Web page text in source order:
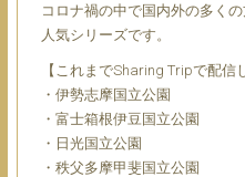
コロナ禍の中で国内外の多く
⼈気シリーズです。
【これまでSharing Tripで配信
・伊勢志摩国⽴公園
・富⼠箱根伊⾖国⽴公園
・⽇光国⽴公園
・秩⽗多摩甲斐国⽴公園